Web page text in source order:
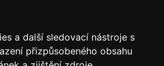
a další sledovací nástroje s
přizpůsobeného obsahu